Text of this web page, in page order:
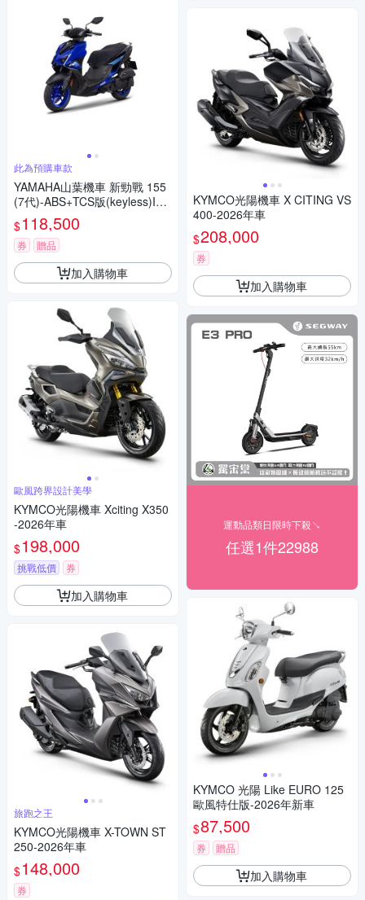
此為預購車款
YAMAHA山葉機車 新勁戰 155
(7代)-ABS+TCS版(keyless)IC
ON BLUE 競技藍 藍黑 -2026年
$118,500
券 贈品
加入購物車
歐風跨界設計美學
KYMCO光陽機車 Xciting X350
-2026年車
$198,000
挑戰低價 券
加入購物車
旅跑之王
KYMCO光陽機車 X-TOWN ST
250-2026年車
$148,000
券
KYMCO光陽機車 X CITING VS
400-2026年車
$208,000
券
加入購物車
運動品類日限時下殺↘
任選1件22988
KYMCO 光陽 Like EURO 125
歐風特仕版-2026年新車
$87,500
券 贈品
加入購物車